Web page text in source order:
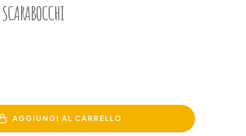
AGGIUNGI AL CARRELLO